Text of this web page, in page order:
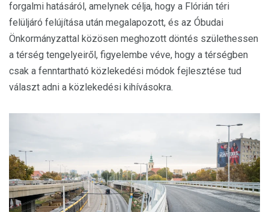
forgalmi hatásáról, amelynek célja, hogy a Flórián téri
felüljáró felújítása után megalapozott, és az Óbudai
Önkormányzattal közösen meghozott döntés születhessen
a térség tengelyeiről, figyelembe véve, hogy a térségben
csak a fenntartható közlekedési módok fejlesztése tud
választ adni a közlekedési kihívásokra.